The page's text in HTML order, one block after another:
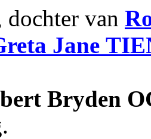
dochter van
Jane
Bryden